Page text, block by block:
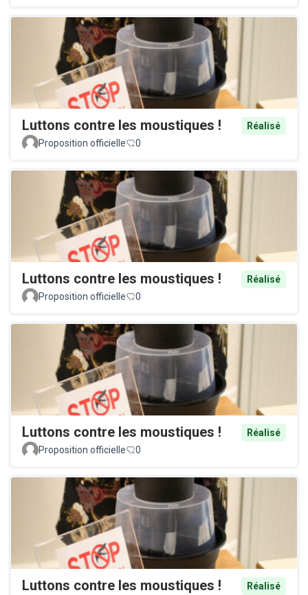
Luttons contre les moustiques !
Réalisé
Proposition officielle
0
Luttons contre les moustiques !
Réalisé
Proposition officielle
0
Luttons contre les moustiques !
Réalisé
Proposition officielle
0
Luttons contre les moustiques !
Réalisé